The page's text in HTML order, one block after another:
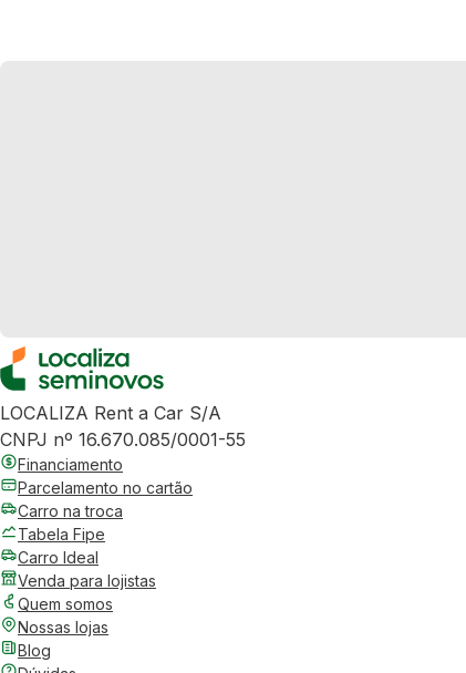
LOCALIZA Rent a Car S/A
CNPJ nº 16.670.085/0001-55
Financiamento
Parcelamento no cartão
Carro na troca
Tabela Fipe
Carro Ideal
Venda para lojistas
Quem somos
Nossas lojas
Blog